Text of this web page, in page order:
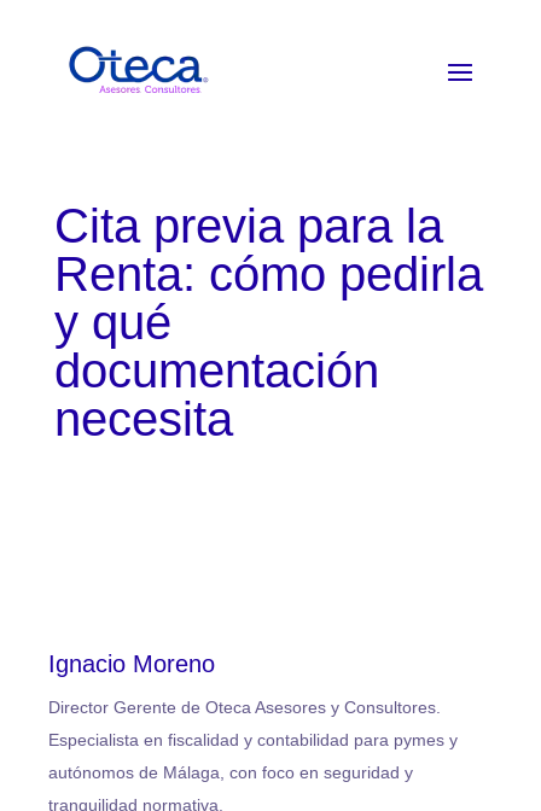
Cita previa para la
Renta: cómo pedirla
y qué
documentación
necesita
Ignacio Moreno
Director Gerente de Oteca Asesores y Consultores.
Especialista en fiscalidad y contabilidad para pymes y
autónomos de Málaga, con foco en seguridad y
tranquilidad normativa.